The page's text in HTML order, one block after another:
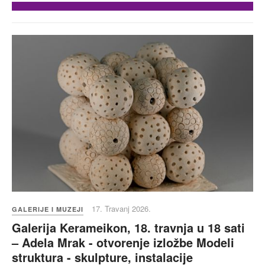
GALERIJE I MUZEJI 17. Travanj 2026.
Galerija Kerameikon, 18. travnja u 18 sati
– Adela Mrak - otvorenje izložbe Modeli
struktura - skulpture, instalacije